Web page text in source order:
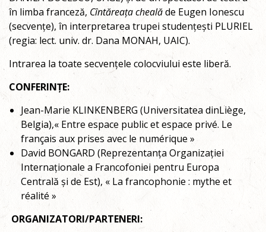
în limba franceză, Cîntăreața chealăde Eugen Ionescu
(secvențe), în interpretarea trupei studențești PLURIEL
(regia: lect. univ. dr. Dana MONAH, UAIC).
Intrarea la toate secvențele colocviului este liberă.
CONFERINȚE:
Jean-Marie KLINKENBERG (Universitatea dinLiège,
Belgia),« Entre espace public et espace privé. Le
français aux prises avec le numérique »
David BONGARD (Reprezentanța Organizației
Internaționale a Francofoniei pentru Europa
Centrală și de Est), « La francophonie : mythe et
réalité »
ORGANIZATORI/PARTENERI: